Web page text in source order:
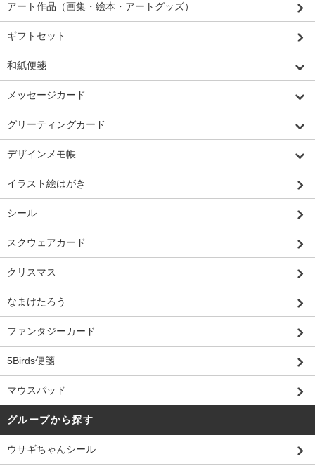
アート作品（画集・絵本・アートグッズ）
ギフトセット
和紙便箋
メッセージカード
グリーティングカード
デザインメモ帳
イラスト絵はがき
シール
スクウェアカード
クリスマス
なまけたろう
ファンタジーカード
5Birds便箋
マウスパッド
グループから探す
ウサギちゃんシール